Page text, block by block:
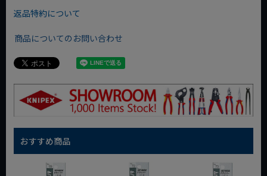
返品特約について
商品についてのお問い合わせ
おすすめ商品